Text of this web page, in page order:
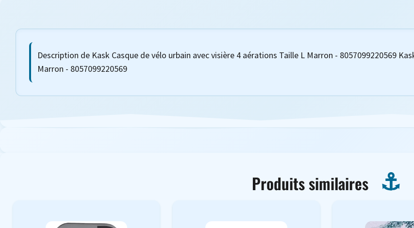
Description de Kask Casque de vélo urbain avec visière 4 aérations Taille L Marron - 8057099220569
Marron - 8057099220569
Produits similaires